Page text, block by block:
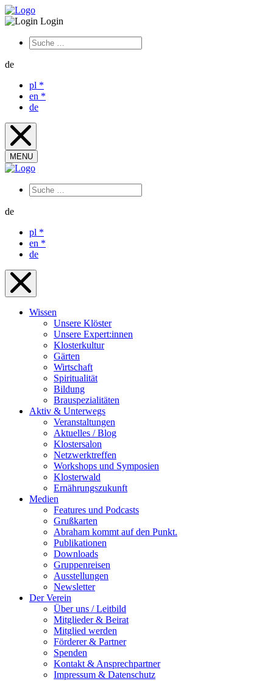
Login
de
pl *
en *
de
MENU
de
pl *
en *
de
Wissen
Unsere Klöster
Unsere Expert:innen
Klosterkultur
Gärten
Wirtschaft
Spiritualität
Bildung
Brauspezialitäten
Aktiv & Unterwegs
Veranstaltungen
Aktuelles / Blog
Klostersalon
Netzwerktreffen
Workshops und Symposien
Klosterwald
Ernährungszukunft
Medien
Features und Podcasts
Grußkarten
Abraham kommt auf den Punkt.
Publikationen
Downloads
Gruppenreisen
Ausstellungen
Newsletter
Der Verein
Über uns / Leitbild
Mitglieder & Beirat
Mitglied werden
Förderer & Partner
Spenden
Kontakt & Ansprechpartner
Impressum & Datenschutz